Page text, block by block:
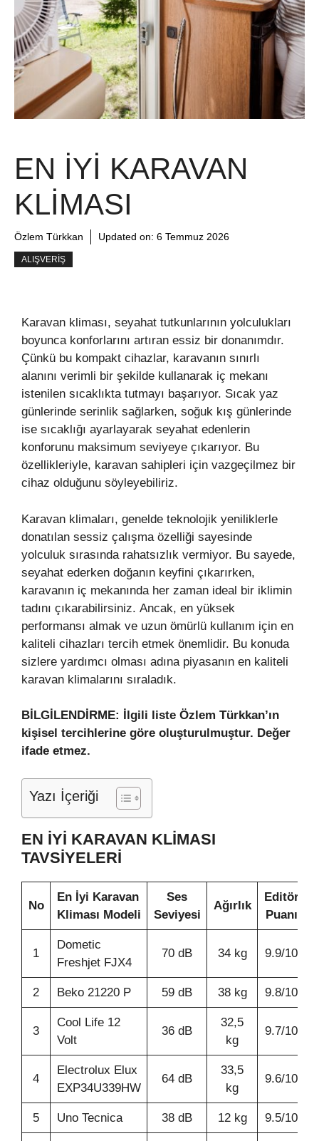
EN İYI KARAVAN
KLIMASI
Özlem Türkkan Updated on: 6 Temmuz 2026
ALIŞVERIŞ
Karavan kliması, seyahat tutkunlarının yolculukları
boyunca konforlarını artıran essiz bir donanımdır.
Çünkü bu kompakt cihazlar, karavanın sınırlı
alanını verimli bir şekilde kullanarak iç mekanı
istenilen sıcaklıkta tutmayı başarıyor. Sıcak yaz
günlerinde serinlik sağlarken, soğuk kış günlerinde
ise sıcaklığı ayarlayarak seyahat edenlerin
konforunu maksimum seviyeye çıkarıyor. Bu
özellikleriyle, karavan sahipleri için vazgeçilmez bir
cihaz olduğunu söyleyebiliriz.
Karavan klimaları, genelde teknolojik yeniliklerle
donatılan sessiz çalışma özelliği sayesinde
yolculuk sırasında rahatsızlık vermiyor. Bu sayede,
seyahat ederken doğanın keyfini çıkarırken,
karavanın iç mekanında her zaman ideal bir iklimin
tadını çıkarabilirsiniz. Ancak, en yüksek
performansı almak ve uzun ömürlü kullanım için en
kaliteli cihazları tercih etmek önemlidir. Bu konuda
sizlere yardımcı olması adına piyasanın en kaliteli
karavan klimalarını sıraladık.
BİLGİLENDİRME: İlgili liste Özlem Türkkan’ın
kişisel tercihlerine göre oluşturulmuştur. Değer
ifade etmez.
Yazı İçeriği
EN İYI KARAVAN KLIMASI
TAVSIYELERI
No
En İyi Karavan
Kliması Modeli
Ses
Seviyesi
Ağırlık
Editör
Puanı
1
Dometic
Freshjet FJX4
70 dB 34 kg 9.9/10
2 Beko 21220 P 59 dB 38 kg 9.8/10
3
Cool Life 12
Volt
36 dB
32,5
kg
9.7/10
4
Electrolux Elux
EXP34U339HW
64 dB
33,5
kg
9.6/10
5 Uno Tecnica 38 dB 12 kg 9.5/10